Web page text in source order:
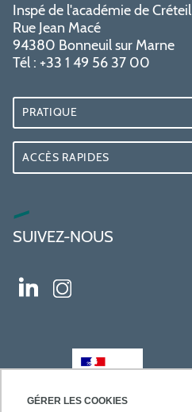
GÉRER LES COOKIES
Inspé de l'académie de Créteil
Rue Jean Macé
94380 Bonneuil sur Marne
Tél : +33 1 49 56 37 00
PRATIQUE
ACCÈS RAPIDES
SUIVEZ-NOUS